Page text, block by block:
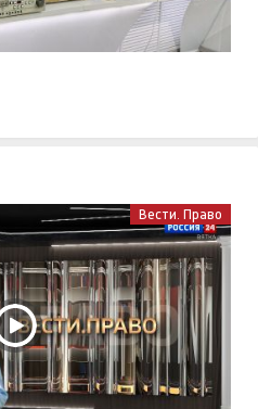
Вести. Право